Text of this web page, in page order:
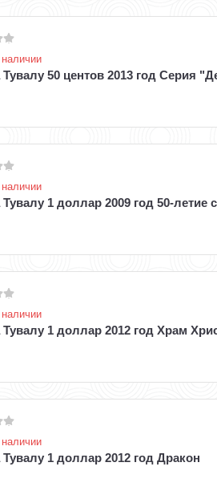
Тувалу 50 центов 2013 год Серия
Тувалу 1 доллар 2009 год 50-
Тувалу 1 доллар 2012 год Храм
Тувалу 1 доллар 2012 год Дракон